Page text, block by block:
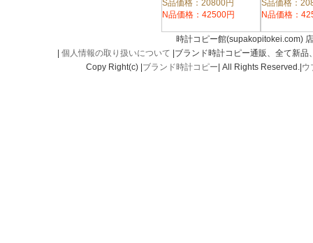
S品価格：20800円
N品価格：42500円
S品価格：
N品価格：
時計コピー館(supakopitokei.com)
個人情報の取り扱いについて |ブランド時計コピー通販、全て新
Copy Right(c) | ブランド時計コピー | All Rights Reserved.| ウ